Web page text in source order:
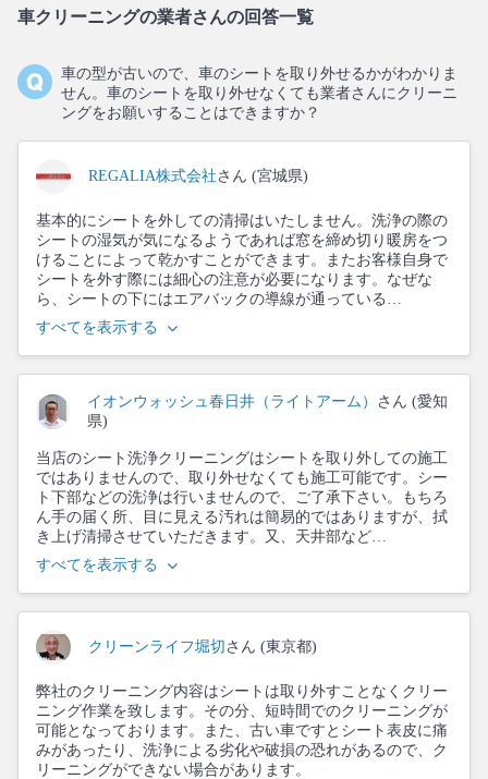
車クリーニングの業者さんの回答一覧
車の型が古いので、車のシートを取り外せるかがわかりま
せん。車のシートを取り外せなくても業者さんにクリーニ
ングをお願いすることはできますか？
REGALIA株式会社 さん (宮城県)
基本的にシートを外しての清掃はいたしません。洗浄の際の
シートの湿気が気になるようであれば窓を締め切り暖房をつ
けることによって乾かすことができます。またお客様自身で
シートを外す際には細心の注意が必要になります。なぜな
ら、シートの下にはエアバックの導線が通っている…
すべてを表示する
イオンウォッシュ春日井（ライトアーム）
さん (愛知
県)
当店のシート洗浄クリーニングはシートを取り外しての施工
ではありませんので、取り外せなくても施工可能です。シー
ト下部などの洗浄は行いませんので、ご了承下さい。もちろ
ん手の届く所、目に見える汚れは簡易的ではありますが、拭
き上げ清掃させていただきます。又、天井部など…
すべてを表示する
クリーンライフ堀切 さん (東京都)
弊社のクリーニング内容はシートは取り外すことなくクリー
ニング作業を致します。その分、短時間でのクリーニングが
可能となっております。また、古い車ですとシート表皮に痛
みがあったり、洗浄による劣化や破損の恐れがあるので、ク
リーニングができない場合があります。